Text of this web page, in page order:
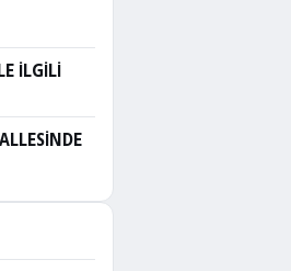
İLGİLİ